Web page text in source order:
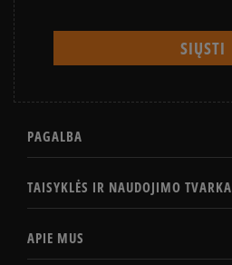
PAGALBA
TAISYKLĖS IR NAUDOJIMO TVARKA
APIE MUS